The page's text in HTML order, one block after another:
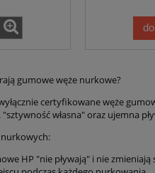
gumowe węże nurkowe?
certyfikowane węże
własna" oraz ujemna
HP "nie pływają" i nie